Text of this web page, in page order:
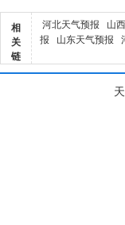
相
关
链
河北天气预报 山
报
山东天气预报